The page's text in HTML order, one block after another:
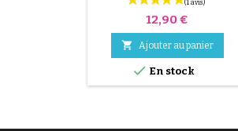
Prix
12,90 €
 Ajouter au panier
 En stock